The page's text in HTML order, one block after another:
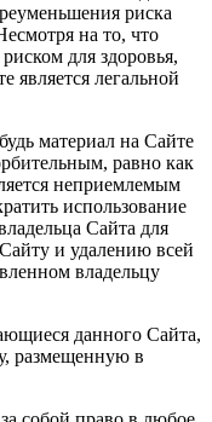
риска
на то, что
для здоровья,
является легальной
материал на Сайте
равно как
неприемлемым
использование
Сайта для
и удалению всей
владельцу
данного Сайта,
размещенную в